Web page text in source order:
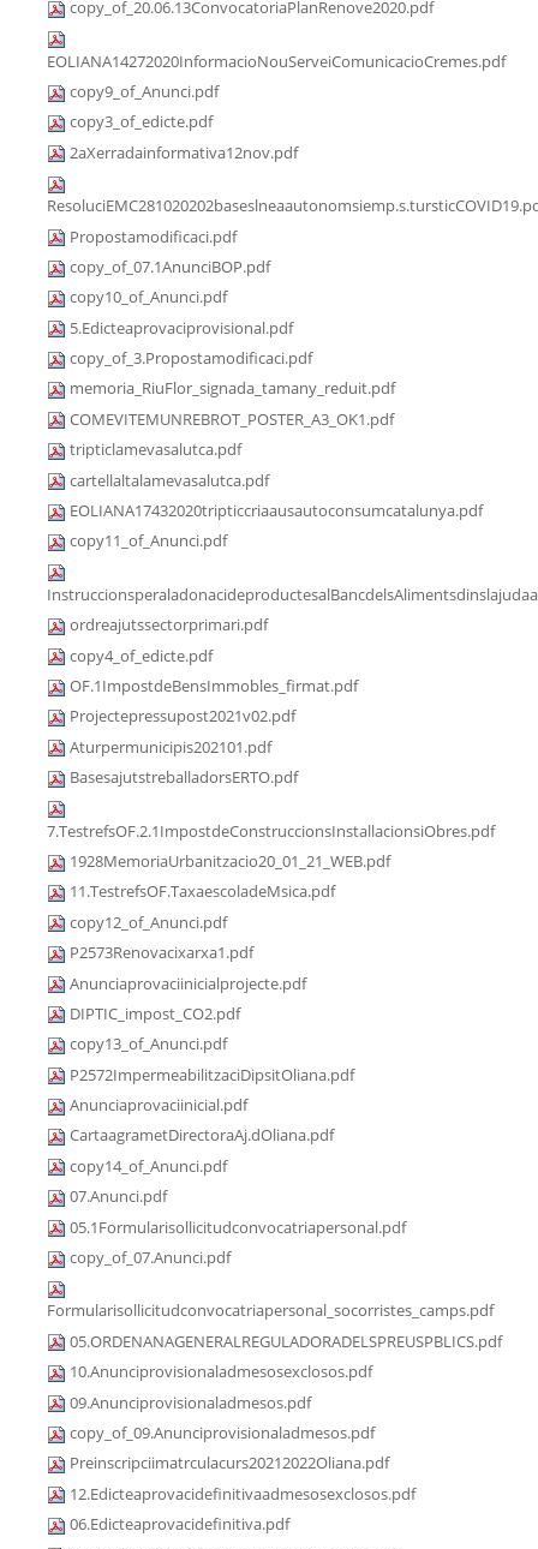
copy_of_20.06.13ConvocatoriaPlanRenove2020.pdf
EOLIANA14272020InformacioNouServeiComunicacioCremes.pdf
copy9_of_Anunci.pdf
copy3_of_edicte.pdf
2aXerradainformativa12nov.pdf
Propostamodificaci.pdf
copy_of_07.1AnunciBOP.pdf
copy10_of_Anunci.pdf
5.Edicteaprovaciprovisional.pdf
copy_of_3.Propostamodificaci.pdf
memoria_RiuFlor_signada_tamany_reduit.pdf
COMEVITEMUNREBROT_POSTER_A3_OK1.pdf
tripticlamevasalutca.pdf
cartellaltalamevasalutca.pdf
EOLIANA17432020tripticcriaausautoconsumcatalunya.pdf
copy11_of_Anunci.pdf
ordreajutssectorprimari.pdf
copy4_of_edicte.pdf
OF.1ImpostdeBensImmobles_firmat.pdf
Projectepressupost2021v02.pdf
Aturpermunicipis202101.pdf
BasesajutstreballadorsERTO.pdf
7.TestrefsOF.2.1ImpostdeConstruccionsInstallacionsiObres.pdf
1928MemoriaUrbanitzacio20_01_21_WEB.pdf
11.TestrefsOF.TaxaescoladeMsica.pdf
copy12_of_Anunci.pdf
P2573Renovacixarxa1.pdf
Anunciaprovaciinicialprojecte.pdf
DIPTIC_impost_CO2.pdf
copy13_of_Anunci.pdf
P2572ImpermeabilitzaciDipsitOliana.pdf
Anunciaprovaciinicial.pdf
CartaagrametDirectoraAj.dOliana.pdf
copy14_of_Anunci.pdf
07.Anunci.pdf
05.1Formularisollicitudconvocatriapersonal.pdf
copy_of_07.Anunci.pdf
Formularisollicitudconvocatriapersonal_socorristes_camps.pdf
05.ORDENANAGENERALREGULADORADELSPREUSPBLICS.pdf
10.Anunciprovisionaladmesosexclosos.pdf
09.Anunciprovisionaladmesos.pdf
copy_of_09.Anunciprovisionaladmesos.pdf
Preinscripciimatrculacurs20212022Oliana.pdf
12.Edicteaprovacidefinitivaadmesosexclosos.pdf
06.Edicteaprovacidefinitiva.pdf